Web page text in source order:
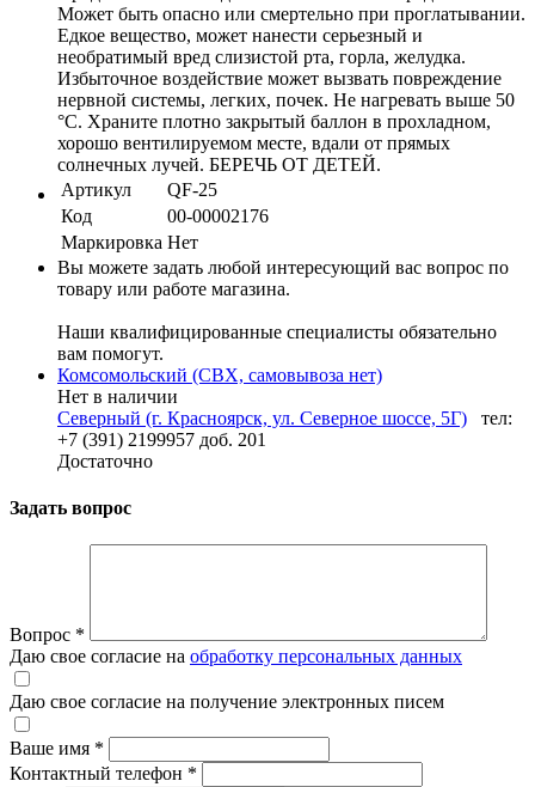
Может быть опасно или смертельно при проглатывании.
Едкое вещество, может нанести серьезный и
необратимый вред слизистой рта, горла, желудка.
Избыточное воздействие может вызвать повреждение
нервной системы, легких, почек. Не нагревать выше 50
°C. Храните плотно закрытый баллон в прохладном,
хорошо вентилируемом месте, вдали от прямых
солнечных лучей. БЕРЕЧЬ ОТ ДЕТЕЙ.
Артикул
QF-25
Код
00-00002176
Маркировка Нет
Вы можете задать любой интересующий вас вопрос по
товару или работе магазина.
Наши квалифицированные специалисты обязательно
вам помогут.
Комсомольский (СВХ, самовывоза нет)
Нет в наличии
Северный (г. Красноярск, ул. Северное шоссе, 5Г)
тел:
+7 (391) 2199957 доб. 201
Достаточно
Задать вопрос
Вопрос *
Даю свое согласие на обработку персональных данных
Даю свое согласие на получение электронных писем
Ваше имя *
Контактный телефон *